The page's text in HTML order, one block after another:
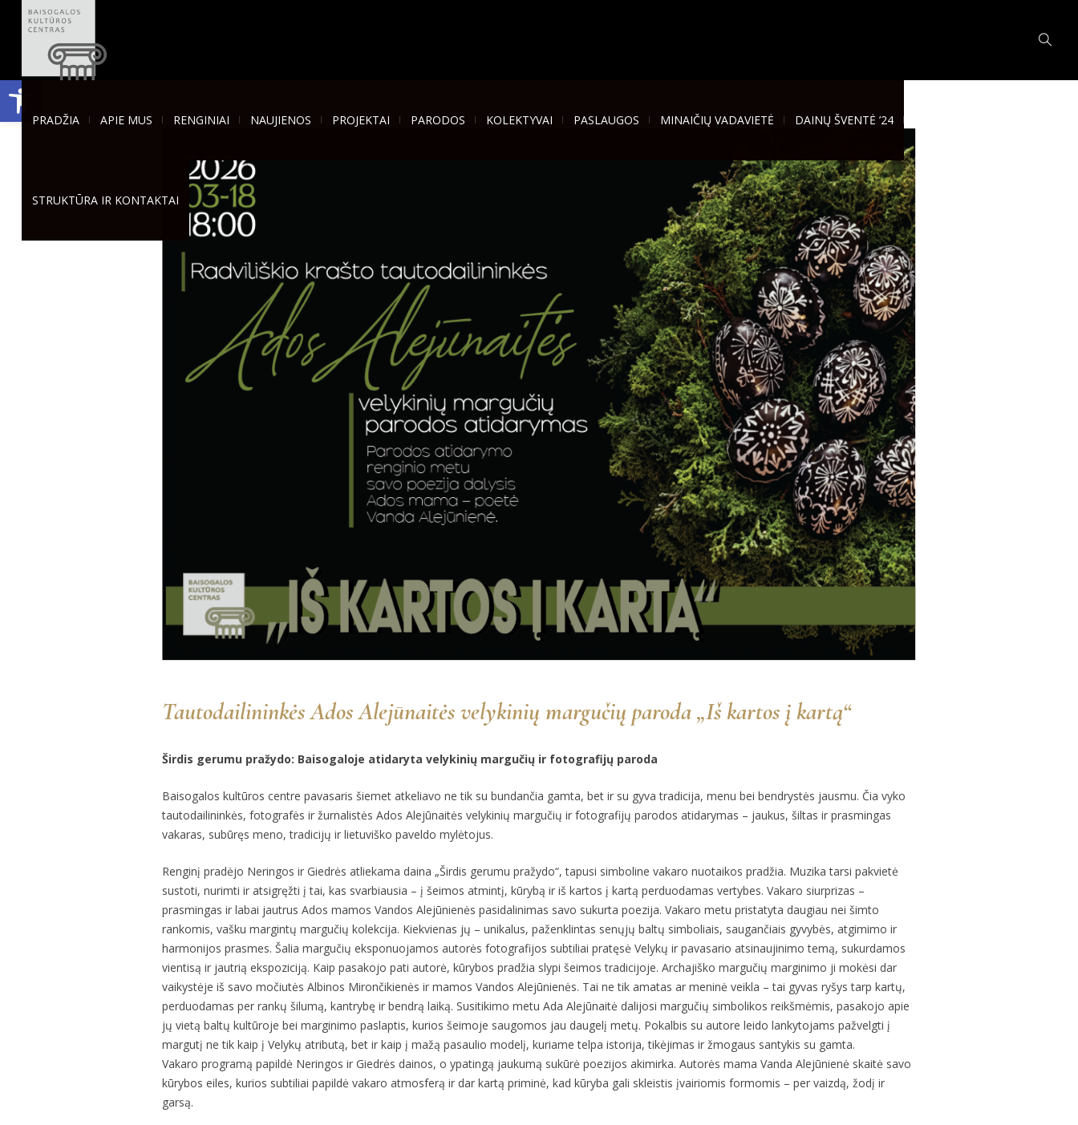
Open toolbar
PRADŽIA APIE MUS RENGINIAI NAUJIENOS PROJEKTAI PARODOS KOLEKTYVAI PASLAUGOS MINAIČIŲ VADAVIETĖ DAINŲ ŠVENTĖ ’24
STRUKTŪRA IR KONTAKTAI
Tautodailininkės Ados Alejūnaitės velykinių margučių paroda „Iš kartos į kartą“
Širdis gerumu pražydo: Baisogaloje atidaryta velykinių margučių ir fotografijų paroda
Baisogalos kultūros centre pavasaris šiemet atkeliavo ne tik su bundančia gamta, bet ir su gyva tradicija, menu bei bendrystės jausmu. Čia vyko
tautodailininkės, fotografės ir žurnalistės Ados Alejūnaitės velykinių margučių ir fotografijų parodos atidarymas – jaukus, šiltas ir prasmingas
vakaras, subūręs meno, tradicijų ir lietuviško paveldo mylėtojus.
Renginį pradėjo Neringos ir Giedrės atliekama daina „Širdis gerumu pražydo“, tapusi simboline vakaro nuotaikos pradžia. Muzika tarsi pakvietė
sustoti, nurimti ir atsigręžti į tai, kas svarbiausia – į šeimos atmintį, kūrybą ir iš kartos į kartą perduodamas vertybes. Vakaro siurprizas –
prasmingas ir labai jautrus Ados mamos Vandos Alejūnienės pasidalinimas savo sukurta poezija. Vakaro metu pristatyta daugiau nei šimto
rankomis, vašku margintų margučių kolekcija. Kiekvienas jų – unikalus, paženklintas senųjų baltų simboliais, saugančiais gyvybės, atgimimo ir
harmonijos prasmes. Šalia margučių eksponuojamos autorės fotografijos subtiliai pratęsė Velykų ir pavasario atsinaujinimo temą, sukurdamos
vientisą ir jautrią ekspoziciją. Kaip pasakojo pati autorė, kūrybos pradžia slypi šeimos tradicijoje. Archajiško margučių marginimo ji mokėsi dar
vaikystėje iš savo močiutės Albinos Mirončikienės ir mamos Vandos Alejūnienės. Tai ne tik amatas ar meninė veikla – tai gyvas ryšys tarp kartų,
perduodamas per rankų šilumą, kantrybę ir bendrą laiką. Susitikimo metu Ada Alejūnaitė dalijosi margučių simbolikos reikšmėmis, pasakojo apie
jų vietą baltų kultūroje bei marginimo paslaptis, kurios šeimoje saugomos jau daugelį metų. Pokalbis su autore leido lankytojams pažvelgti į
margutį ne tik kaip į Velykų atributą, bet ir kaip į mažą pasaulio modelį, kuriame telpa istorija, tikėjimas ir žmogaus santykis su gamta.
Vakaro programą papildė Neringos ir Giedrės dainos, o ypatingą jaukumą sukūrė poezijos akimirka. Autorės mama Vanda Alejūnienė skaitė savo
kūrybos eiles, kurios subtiliai papildė vakaro atmosferą ir dar kartą priminė, kad kūryba gali skleistis įvairiomis formomis – per vaizdą, žodį ir
garsą.